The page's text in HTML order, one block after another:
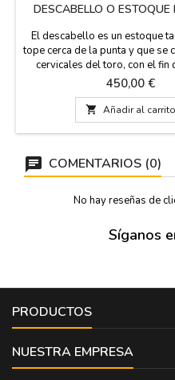
DESCABELLO O ESTOQUE
El descabello es un estoque
tope cerca de la punta y que se
cervicales del toro, con el fin
médula espinal. Es un
tradicional de acero al carbono
cuero. Mide 80 cm con
interesad@, Consulta el plazo
(info@zings.es)
Precio
450,00 €
 Añadir al carrito
COMENTARIOS (0)
No hay reseñas de
Síganos
PRODUCTOS
NUESTRA EMPRESA